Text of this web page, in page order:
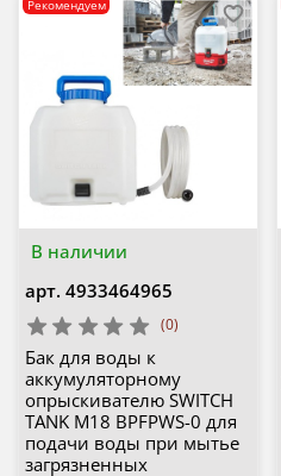
В наличии
Рекомендуем
арт. 4933464965
(0)
Бак для воды к
аккумуляторному
опрыскивателю SWITCH
TANK M18 BPFPWS-0 для
подачи воды при мытье
загрязненных